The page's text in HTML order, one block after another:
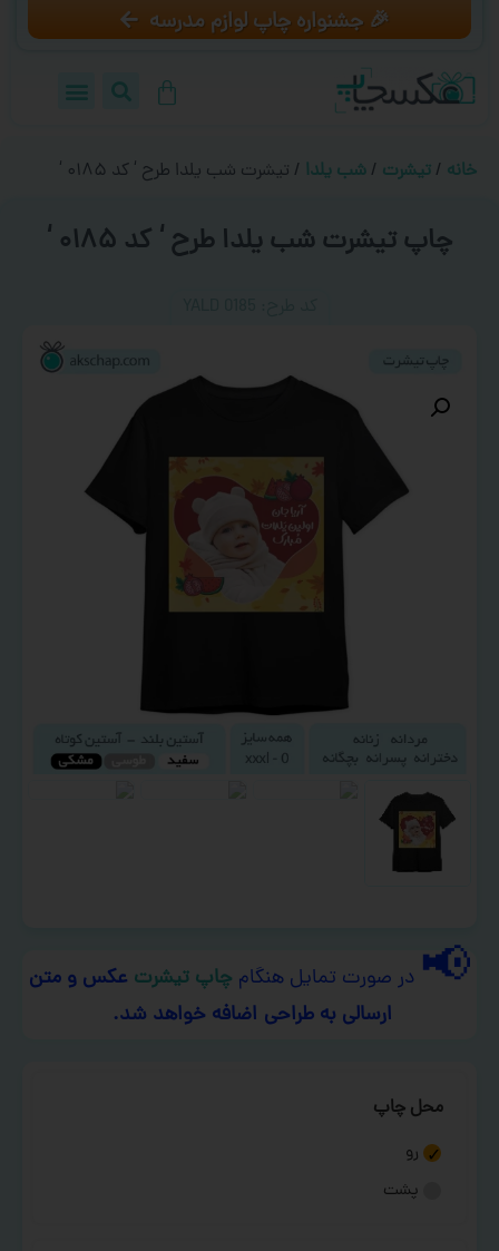
🎉 جشنواره چاپ لوازم مدرسه
خانه / تیشرت / شب یلدا / تیشرت شب یلدا طرح ‘ کد ۰۱۸۵ ‘
چاپ تیشرت شب یلدا طرح ‘ کد ۰۱۸۵ ‘
📢 در صورت تمایل هنگام چاپ تیشرت عکس و متن
ارسالی به طراحی اضافه خواهد شد.
محل چاپ
رو
پشت